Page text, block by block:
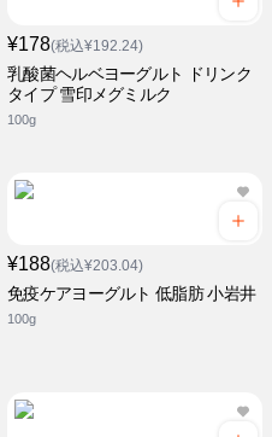
¥178(税込¥192.24)
乳酸菌ヘルベヨーグルト ドリンク
タイプ 雪印メグミルク
100g
¥188(税込¥203.04)
免疫ケアヨーグルト 低脂肪 小岩井
100g